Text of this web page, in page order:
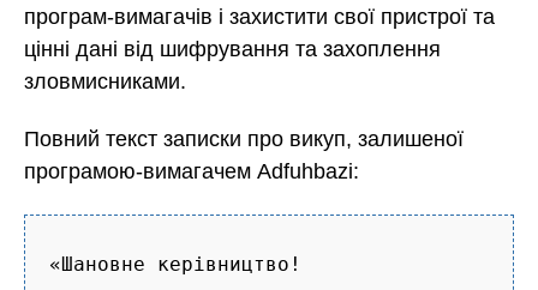
програм-вимагачів і захистити свої пристрої та
цінні дані від шифрування та захоплення
зловмисниками.
Повний текст записки про викуп, залишеної
програмою-вимагачем Adfuhbazi:
«Шановне керівництво!